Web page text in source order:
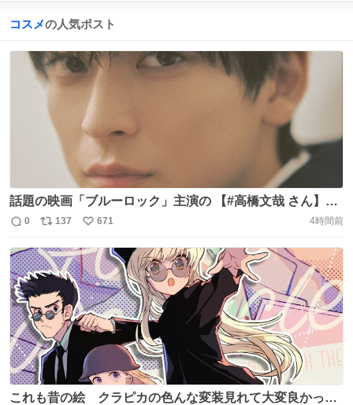
コスメの人気ポスト
話題の映画「ブルーロック」主演の 【#高橋文哉 さん】が
VOCE Webに登場⚽️ 「潔世一」に向き合った日々、そして
した。 コスメの収納事情も✨。 前編
https://t.co/d1adBulJ4v 後編 https://t.co/i31iMcJY3y
@BLUELOCK_MOVIE https://t.co/fnnkWEZ7uq
返
信
数
0
リ
ポ
ス
ト
数
137
い
い
ね
数
671 4時間前
これも昔の絵 クラピカの色んな変装見れて大変良かった